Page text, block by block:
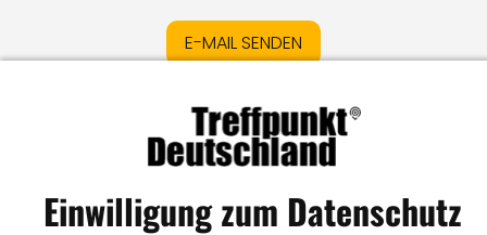
E-MAIL SENDEN
DatenschutzIOnline-Streitschlichtung
MediadatenIKontaktIVertrag widerrufen
© LW Medien GmbH
Einwilligung zum Datenschutz